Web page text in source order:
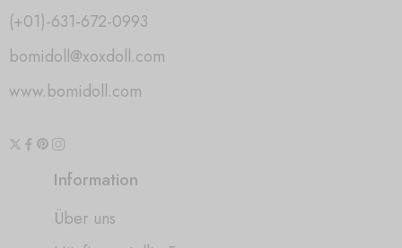
(+01)-631-672-0993
bomidoll@xoxdoll.com
www.bomidoll.com
Information
Über uns